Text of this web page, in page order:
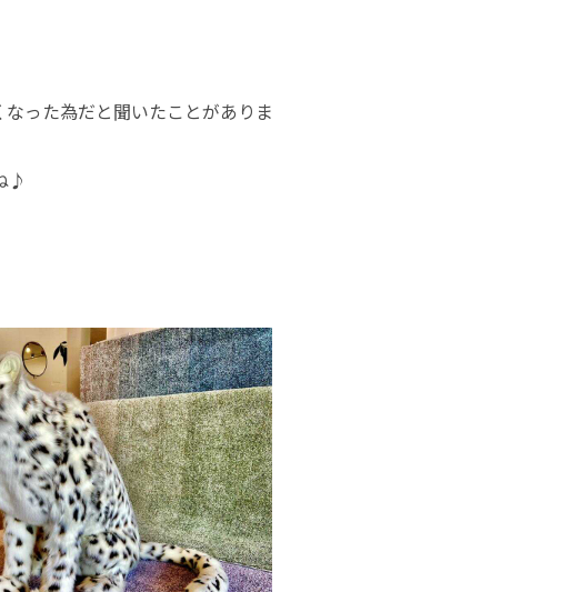
った為だと聞いたことがありま
♪